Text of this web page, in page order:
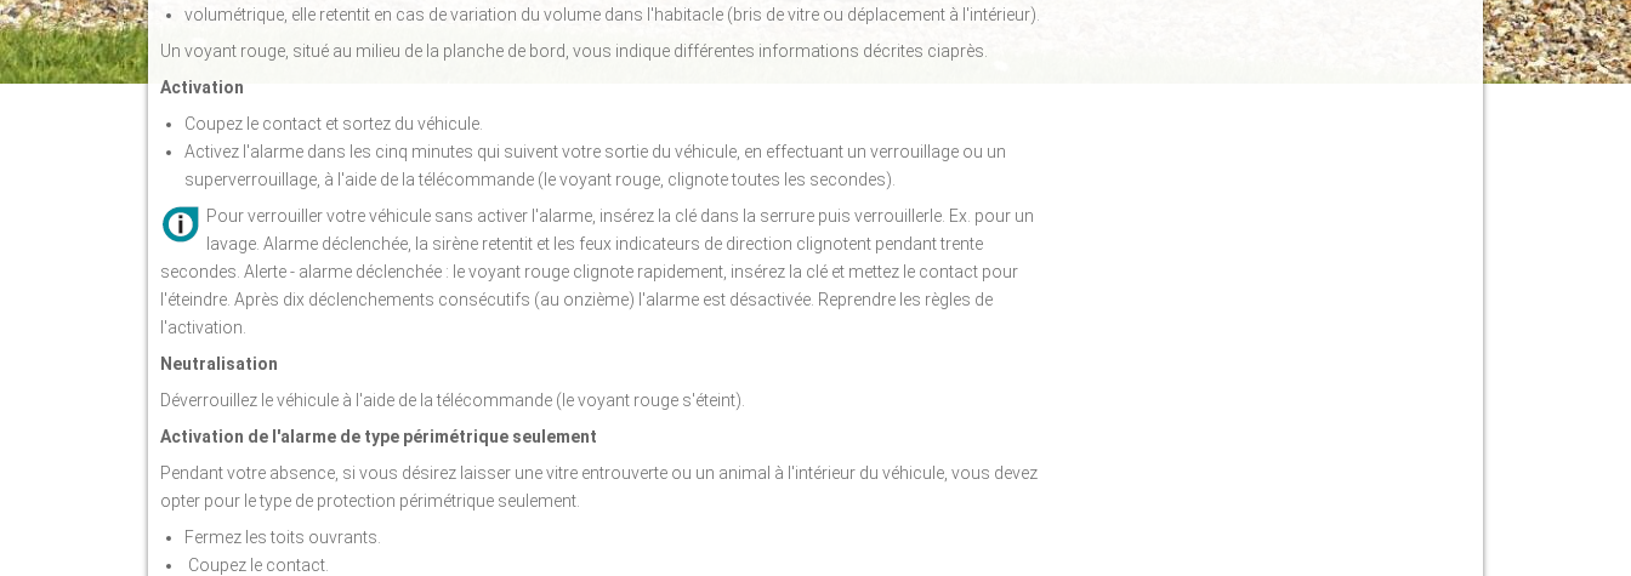
volumétrique, elle retentit en cas de variation du volume dans l'habitacle (bris de vitre ou déplacement à l'intérieur).
Un voyant rouge, situé au milieu de la planche de bord, vous indique différentes informations décrites ciaprès.
Activation
Coupez le contact et sortez du véhicule.
Activez l'alarme dans les cinq minutes qui suivent votre sortie du véhicule, en effectuant un verrouillage ou un
superverrouillage, à l'aide de la télécommande (le voyant rouge, clignote toutes les secondes).
Pour verrouiller votre véhicule sans activer l'alarme, insérez la clé dans la serrure puis verrouillerle. Ex. pour un
lavage. Alarme déclenchée, la sirène retentit et les feux indicateurs de direction clignotent pendant trente
secondes. Alerte - alarme déclenchée : le voyant rouge clignote rapidement, insérez la clé et mettez le contact pour
l'éteindre. Après dix déclenchements consécutifs (au onzième) l'alarme est désactivée. Reprendre les règles de
l'activation.
Neutralisation
Déverrouillez le véhicule à l'aide de la télécommande (le voyant rouge s'éteint).
Activation de l'alarme de type périmétrique seulement
Pendant votre absence, si vous désirez laisser une vitre entrouverte ou un animal à l'intérieur du véhicule, vous devez
opter pour le type de protection périmétrique seulement.
Fermez les toits ouvrants.
Coupez le contact.